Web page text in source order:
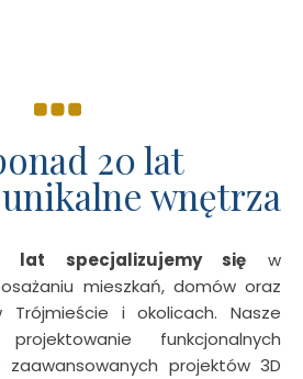
20 lat
wnętrza
specjalizujemy się w
mieszkań, domów oraz
Trójmieście i okolicach. Nasze
funkcjonalnych
zaawansowanych projektów 3D